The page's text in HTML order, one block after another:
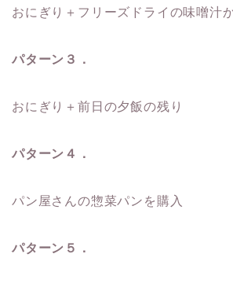
おにぎり＋フリーズドライの味噌汁
パターン３．
おにぎり＋前日の夕飯の残り
パターン４．
パン屋さんの惣菜パンを購入
パターン５．